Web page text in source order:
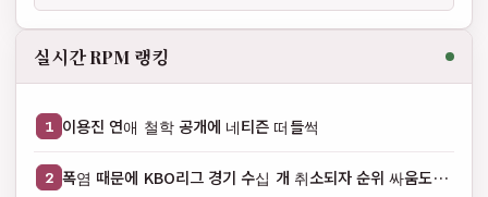
실시간 RPM 랭킹
1 이용진 연애 철학 공개에 네티즌 떠들썩
2 폭염 때문에 KBO리그 경기 수십 개 취소되자 순위 싸움도 흐림